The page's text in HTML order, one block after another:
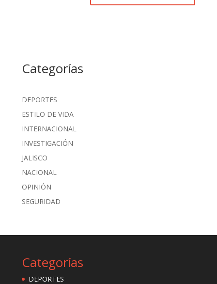
Categorías
DEPORTES
ESTILO DE VIDA
INTERNACIONAL
INVESTIGACIÓN
JALISCO
NACIONAL
OPINIÓN
SEGURIDAD
Categorías
DEPORTES